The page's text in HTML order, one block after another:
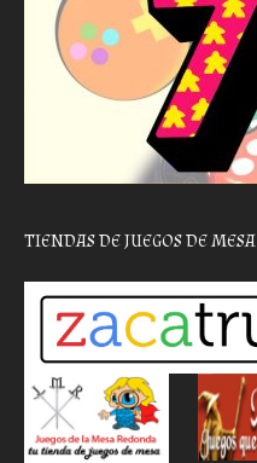
TIENDAS DE JUEGOS DE MESA